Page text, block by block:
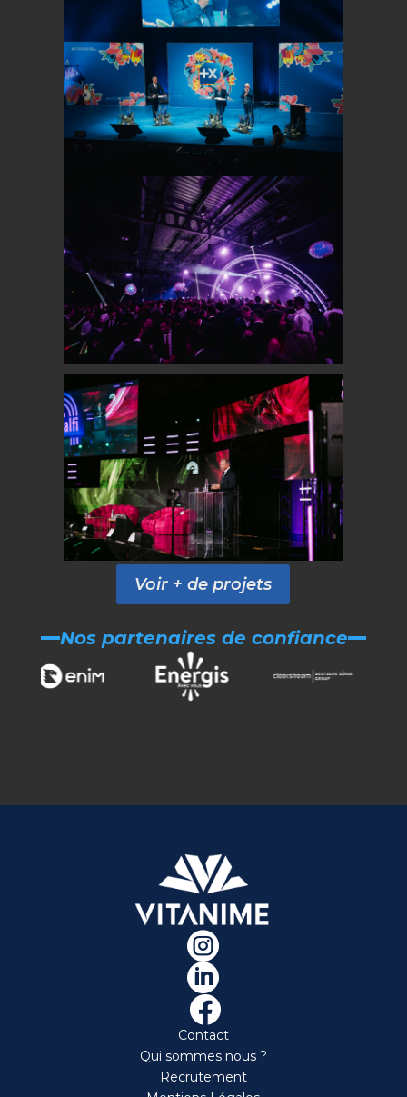
Voir + de projets
Nos partenaires de confiance



Contact
Qui sommes nous ?
Recrutement